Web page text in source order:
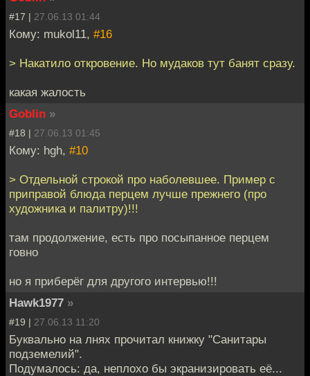
#17 | 27.06.13 01:44
Кому: mukol11, #16
> Накатило откровение. Но мудаков тут банят сразу.
какая жалость
Goblin »
#18 | 27.06.13 01:45
Кому: hgh, #10
> Отдельной строкой про наболевшее. Пример с
приправой блюда перцем лучше прежнего (про
художника и палитру)!!!
там продолжение, есть про посыпанное перцем
говно
но я приберёг для другого интервью!!!
Hawk1977 »
#19 | 27.06.13 11:20
Буквально на лнях прочитал книжку "Санитары
подземелий".
Подумалось: да, неплохо бы экранизировать её...